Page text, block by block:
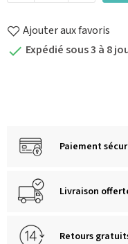
Ajouter aux favoris
 Expédié sous 3 à 8
Paiement
Livraison
Retours